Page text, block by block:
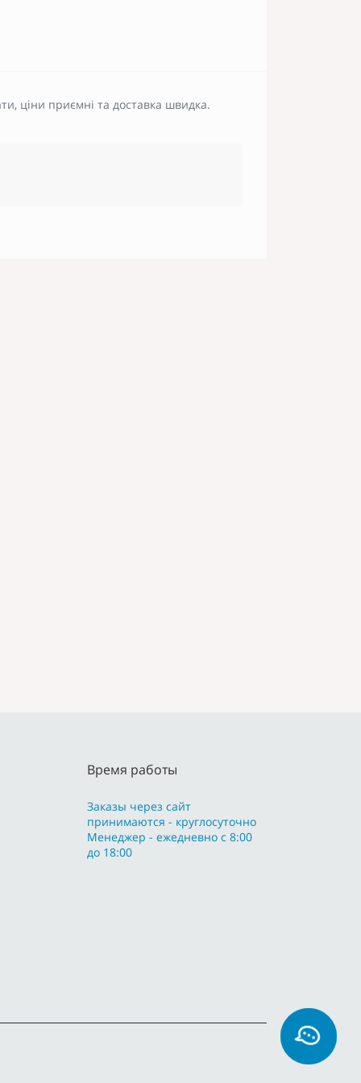
ціни приємні та доставка швидка.
Время работы
Заказы через сайт
принимаются - круглосуточно
Менеджер - ежедневно с 8:00
до 18:00